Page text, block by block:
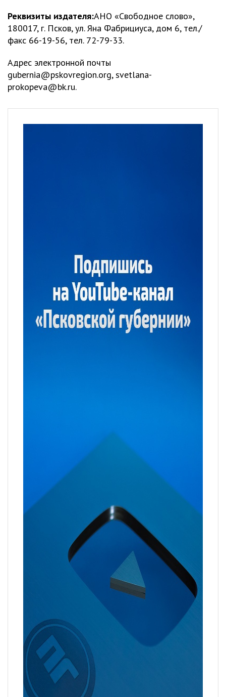
Реквизиты издателя:АНО «Свободное слово»,
180017, г. Псков, ул. Яна Фабрициуса, дом 6, тел./
факс 66-19-56, тел. 72-79-33.
Адрес электронной почты
gubernia@pskovregion.org,svetlana-
prokopeva@bk.ru.